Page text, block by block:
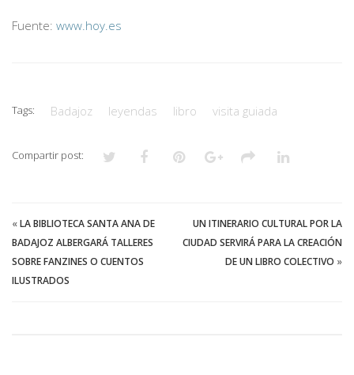
Fuente: www.hoy.es
Tags: Badajoz leyendas libro visita guiada
Compartir post:
«LA BIBLIOTECA SANTA ANA DE
BADAJOZ ALBERGARÁ TALLERES
SOBRE FANZINES O CUENTOS
ILUSTRADOS
UN ITINERARIO CULTURAL POR LA
CIUDAD SERVIRÁ PARA LA CREACIÓN
DE UN LIBRO COLECTIVO »